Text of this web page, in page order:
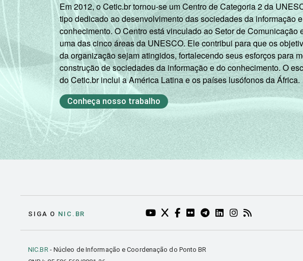
Em 2012, o Cetic.br tornou-se um Centro de Categoria 2 da
tipo dedicado ao desenvolvimento das sociedades da informação
conhecimento. O Centro está vinculado ao Setor de Comunicação
uma das cinco áreas da UNESCO. Ele contribui para que os
da organização sejam atingidos, fortalecendo seus esforços para
construção de sociedades da informação e do conhecimento. O
do Cetic.br inclui a América Latina e os países lusófonos da África.
Conheça nosso trabalho
SIGA O NIC.BR YOUTUBE DO NIC.BR (ABRE EM NOVA
TWITTER DO NIC.BR (ABRE EM
FACEBOOK DO NIC.BR (ABRE EM
FLICKR DO NIC.BR (ABRE EM
TELEGRAM DO NIC.BR
LINKEDIN DO NIC.BR
INSTAGRAM DO
RSS DO
NIC.BR- Núcleo de Informação e Coordenação do Ponto BR